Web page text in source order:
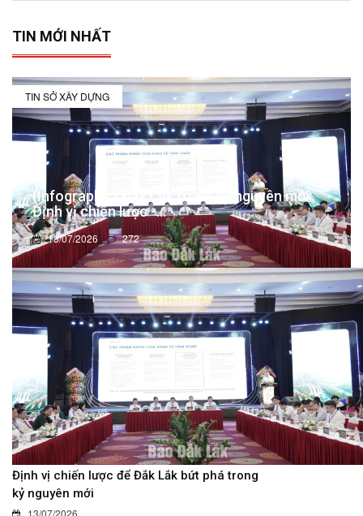
TIN MỚI NHẤT
TIN SỞ XÂY DỰNG
(Infographic) Đắk Lắk trong kỷ nguyên mới:
Định vị chiến lược -...
13/07/2026 272
Định vị chiến lược để Đắk Lắk bứt phá trong
kỷ nguyên mới